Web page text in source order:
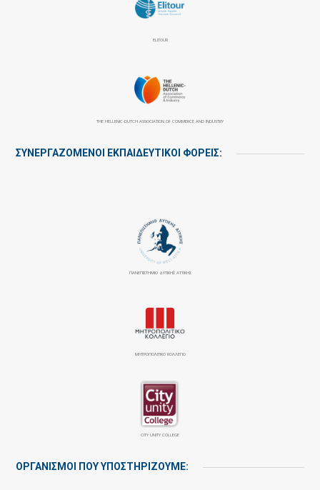
ELITOUR
THE HELLENIC-DUTCH ASSOCIATION OF COMMERCE AND INDUSTRY
ΣΥΝΕΡΓΑΖΌΜΕΝΟΙ ΕΚΠΑΙΔΕΥΤΙΚΟΊ ΦΟΡΕΊΣ:
ΠΑΝΕΠΙΣΤΉΜΙΟ ΔΥΤΙΚΉΣ ΑΤΤΙΚΉΣ
ΜΗΤΡΟΠΟΛΙΤΙΚΟ ΚΟΛΛΕΓΙΟ
CITY UNITY COLLEGE
ΟΡΓΑΝΙΣΜΟΙ ΠΟΥ ΥΠΟΣΤΗΡΙΖΟΥΜΕ: